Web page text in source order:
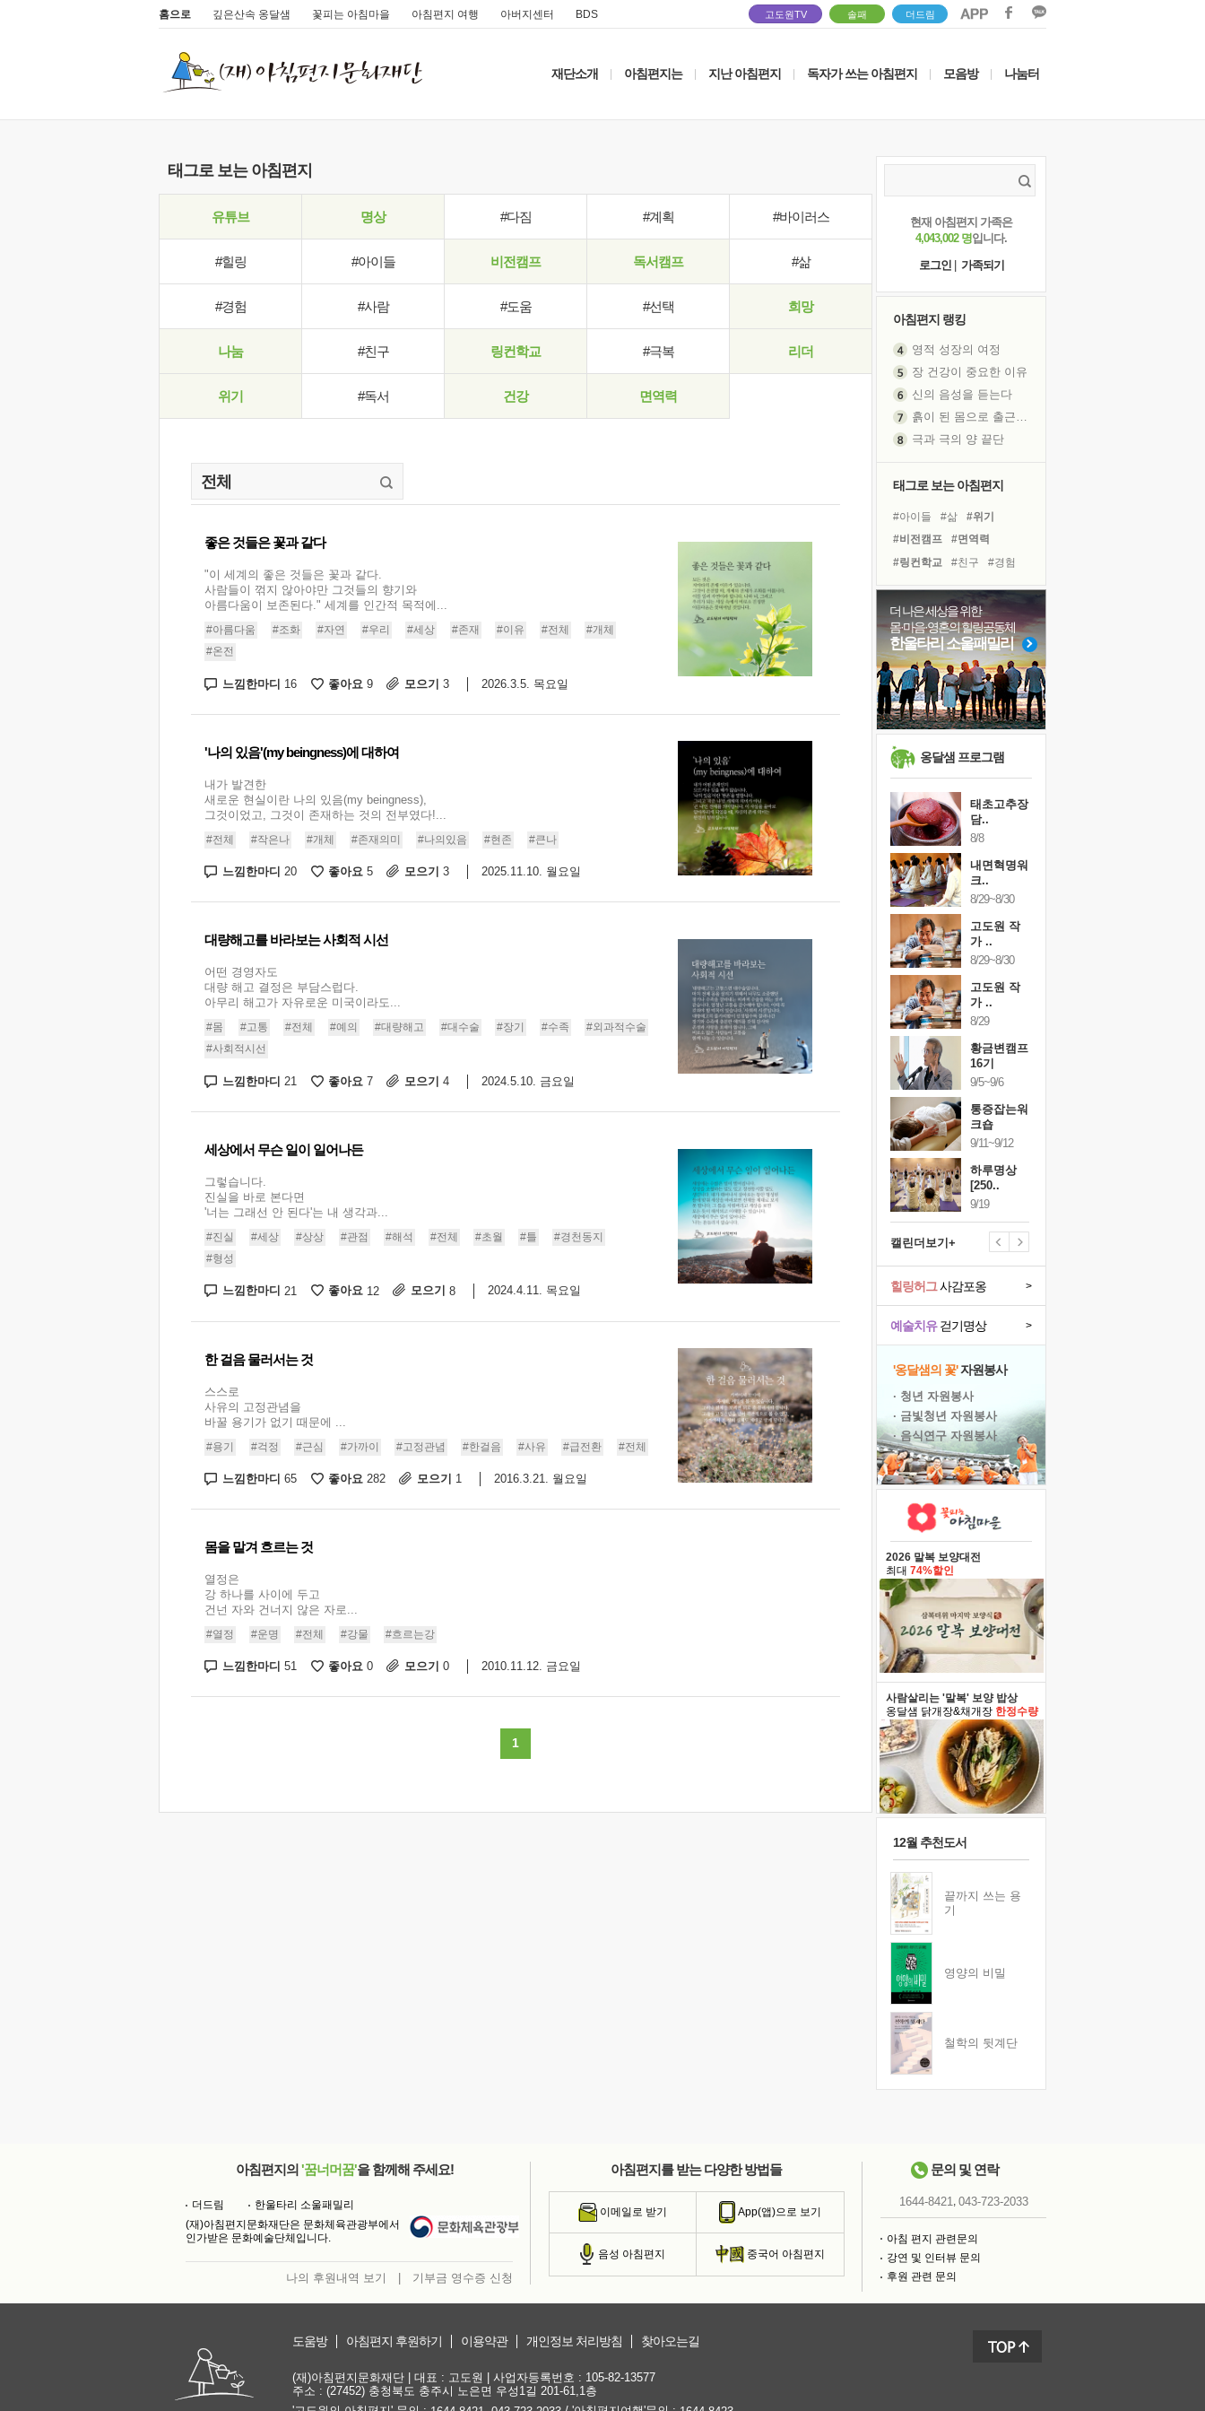
홈으로 깊은산속 옹달샘 꽃피는 아침마을 아침편지 여행 아버지센터 BDS 고도원TV 솔패 더드림
재단소개 아침편지는 지난 아침편지 독자가 쓰는 아침편지 모음방 나눔터
태그로 보는 아침편지
유튜브 명상 #다짐 #계획 #바이러스
#힐링 #아이들 비전캠프 독서캠프 #삶
#경험 #사람 #도움 #선택 희망
나눔 #친구 링컨학교 #극복 리더
위기 #독서 건강 면역력
좋은 것들은 꽃과 같다
"이 세계의 좋은 것들은 꽃과 같다.
사람들이 꺾지 않아야만 그것들의 향기와
아름다움이 보존된다." 세계를 인간적 목적에...
#아름다움 #조화 #자연 #우리 #세상 #존재 #이유 #전체
#개체
#온전
느낌한마디 16 좋아요 9 모으기 3 2026.3.5. 목요일
'나의 있음'(my beingness)에 대하여
내가 발견한
새로운 현실이란 나의 있음(my beingness),
그것이었고, 그것이 존재하는 것의 전부였다!...
#전체 #작은나 #개체 #존재의미 #나의있음 #현존 #큰나
느낌한마디 20 좋아요 5 모으기 3 2025.11.10. 월요일
대량해고를 바라보는 사회적 시선
어떤 경영자도
대량 해고 결정은 부담스럽다.
아무리 해고가 자유로운 미국이라도...
#몸 #고통 #전체 #예의 #대량해고 #대수술 #장기 #수족
#외과적수술
#사회적시선
느낌한마디 21 좋아요 7 모으기 4 2024.5.10. 금요일
세상에서 무슨 일이 일어나든
그렇습니다.
진실을 바로 본다면
'너는 그래선 안 된다'는 내 생각과...
#진실 #세상 #상상 #관점 #해석 #전체 #초월 #틀
#경천동지
#형성
느낌한마디 21 좋아요 12 모으기 8 2024.4.11. 목요일
한 걸음 물러서는 것
스스로
사유의 고정관념을
바꿀 용기가 없기 때문에 ...
#용기 #걱정 #근심 #가까이 #고정관념 #한걸음 #사유 #급전환 #전체
느낌한마디 65 좋아요 282 모으기 1 2016.3.21. 월요일
몸을 맡겨 흐르는 것
열정은
강 하나를 사이에 두고
건넌 자와 건너지 않은 자로...
#열정 #운명 #전체 #강물 #흐르는강
느낌한마디 51 좋아요 0 모으기 0 2010.11.12. 금요일
1
현재 아침편지 가족은
4,043,002 명입니다.
로그인
가족되기
아침편지 랭킹
영적 성장의 여정
장 건강이 중요한 이유
신의 음성을 듣는다
흙이 된 몸으로 출근하는 여자
극과 극의 양 끝단
극심한 변비, 어깨결림, 수면 장애
보고 싶은 어머니
유년 시절의 부산 영도 바다
못된 꼰대들
거울 속의 나
희망이란
'모른다'는 것
귀를 열고 마음을 내어주고
태그로 보는 아침편지
#아이들 #삶
#위기
#비전캠프
#면역력
#링컨학교
#친구
#경험
#희망
#힐링
#극복
#건강
#다짐
#독서
#사람
#선택
#나눔
#독서캠프
#명상
#바이러스
#리더
더 나은 세상을 위한
몸·마음·영혼의 힐링공동체
한울타리 소울패밀리
옹달샘 프로그램
행복한가족
여행
9/24~9/26
건강명상법
10/9~10/10
크..
통증잡는워
크숍
내면혁명워
태초고추장
담..
8/8
내면혁명워
크..
8/29~8/30
고도원 작
가 ..
8/29~8/30
고도원 작
가 ..
8/29
황금변캠프
16기
9/5~9/6
통증잡는워
크숍
9/11~9/12
하루명상
[250..
9/19
캘린더보기+
예술치유걷기명상 >
힐링허그사감포옹 >
'옹달샘의 꽃'자원봉사
· 청년 자원봉사
· 금빛청년 자원봉사
· 음식연구 자원봉사
2026 말복 보양대전
최대 74%할인
사람살리는 '말복' 보양 밥상
옹달샘 닭개장&채개장 한정수량
12월 추천도서
끝까지 쓰는 용
기
영양의 비밀
철학의 뒷계단
아침편지의 '꿈너머꿈'을 함께해 주세요!
더드림
한울타리 소울패밀리
(재)아침편지문화재단은 문화체육관광부에서
인가받은 문화예술단체입니다.
나의 후원내역 보기 기부금 영수증 신청
아침편지를 받는 다양한 방법들
이메일로 받기 App(앱)으로 보기
음성 아침편지 중국어 아침편지
문의 및 연락
1644-8421, 043-723-2033
아침 편지 관련문의
강연 및 인터뷰 문의
후원 관련 문의
도움방 아침편지 후원하기 이용약관 개인정보 처리방침 찾아오는길
(재)아침편지문화재단 | 대표 : 고도원 | 사업자등록번호 : 105-82-13577
주소 : (27452) 충청북도 충주시 노은면 우성1길 201-61,1층